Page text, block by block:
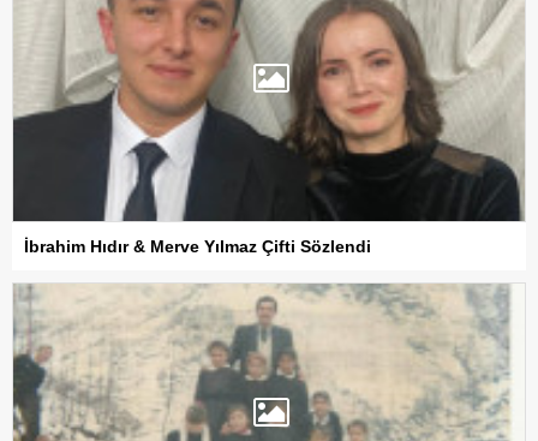
İbrahim Hıdır & Merve Yılmaz Çifti Sözlendi